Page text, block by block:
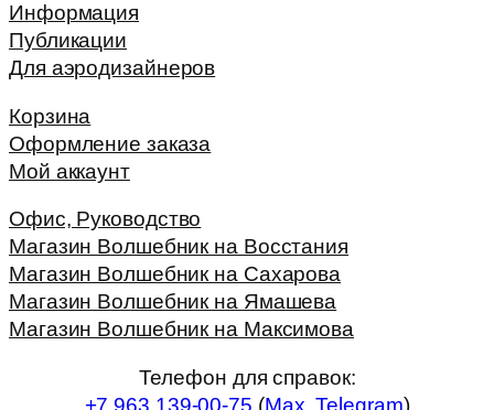
Информация
Публикации
Для аэродизайнеров
Корзина
Оформление заказа
Мой аккаунт
Офис, Руководство
Магазин Волшебник на Восстания
Магазин Волшебник на Сахарова
Магазин Волшебник на Ямашева
Магазин Волшебник на Максимова
Телефон для справок:
+7 963 139-00-75 (Max ,Telegram)